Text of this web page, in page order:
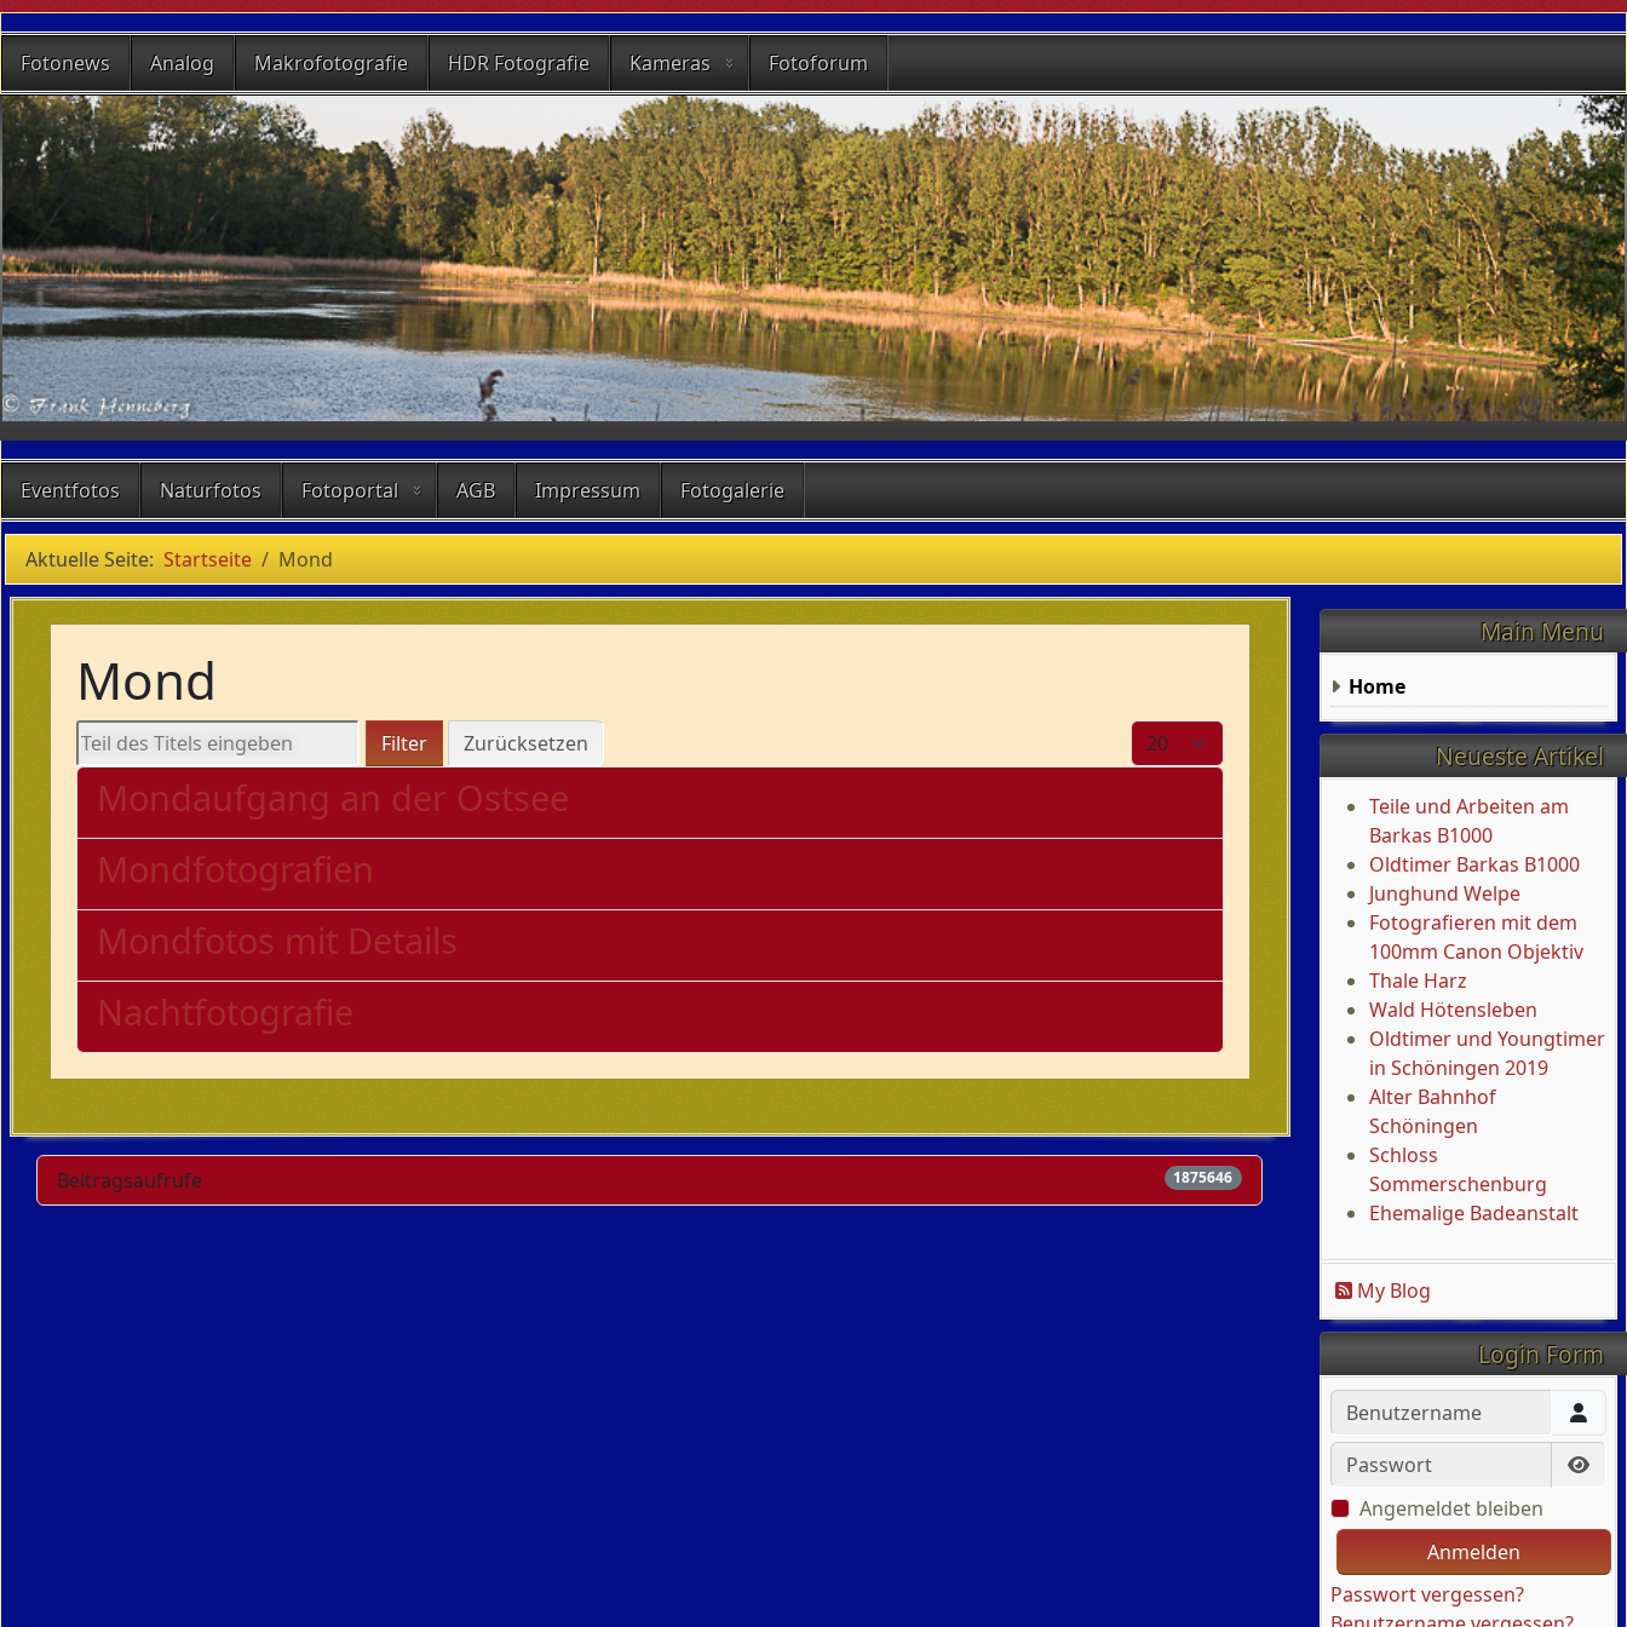
Fotonews Analog Makrofotografie HDR Fotografie Kameras Fotoforum
Eventfotos Naturfotos Fotoportal AGB Impressum Fotogalerie
Aktuelle Seite: Startseite Mond
Main Menu
Home
Neueste Artikel
Teile und Arbeiten am
Barkas B1000
Oldtimer Barkas B1000
Junghund Welpe
Fotografieren mit dem
100mm Canon Objektiv
Thale Harz
Wald Hötensleben
Oldtimer und Youngtimer
in Schöningen 2019
Alter Bahnhof
Schöningen
Schloss
Sommerschenburg
Ehemalige Badeanstalt
My Blog
Login Form
Benutzername
Passwort
Angemeldet bleiben
Anmelden
Passwort vergessen?
Mond
Teil des Titels eingeben Filter Zurücksetzen Anzeige #
Mondaufgang an der Ostsee
Mondfotografien
Mondfotos mit Details
Nachtfotografie
Beitragsaufrufe 1875646